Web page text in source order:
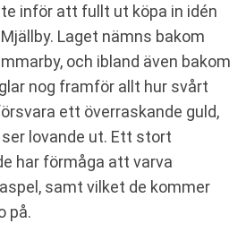
inför att fullt ut köpa in idén
Laget nämns bakom
och ibland även bakom
nog framför allt hur svårt
ett överraskande guld,
lovande ut. Ett stort
har förmåga att varva
samt vilket de kommer
på.